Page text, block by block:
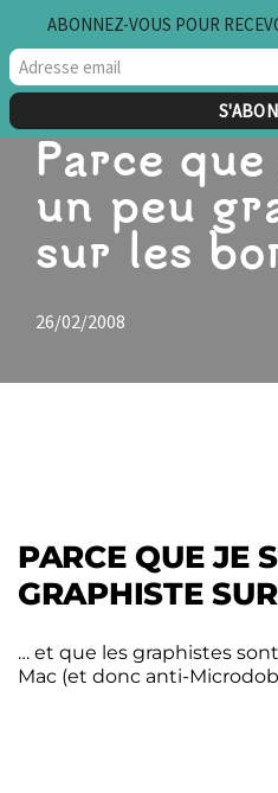
Aller
au
Parce
un peu
sur les
26/02/2008
PARCE QUE JE
GRAPHISTE
… et que les graphistes
Mac (et donc anti-
ABONNEZ-VOUS POUR